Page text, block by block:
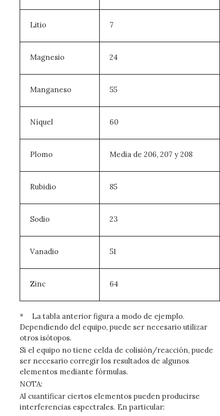
Litio 7
Magnesio 24
Manganeso 55
Níquel 60
Plomo Media de 206, 207 y 208
Rubidio 85
Sodio 23
Vanadio 51
Zinc 64
*
La tabla anterior figura a modo de ejemplo.
Dependiendo del equipo, puede ser necesario utilizar
otros isótopos.
Si el equipo no tiene celda de colisión/reacción, puede
ser necesario corregir los resultados de algunos
elementos mediante fórmulas.
NOTA:
Al cuantificar ciertos elementos pueden producirse
interferencias espectrales. En particular: